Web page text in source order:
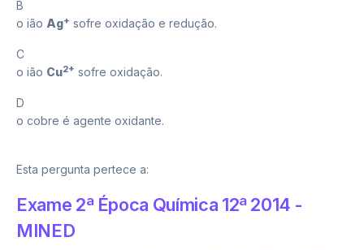
B
o ião Ag+ sofre oxidação e redução.
C
o ião Cu2+ sofre oxidação.
D
o cobre é agente oxidante.
Esta pergunta pertece a:
Exame 2ª Época Química 12ª 2014 -
MINED